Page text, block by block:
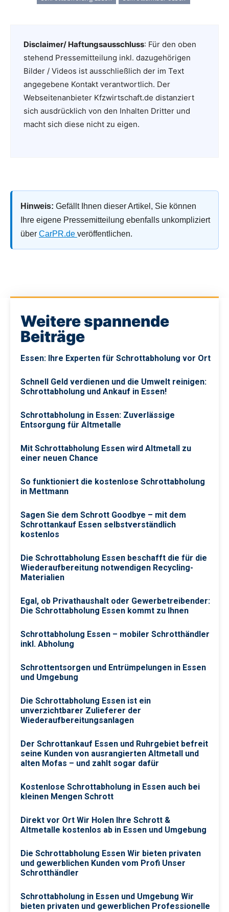
Disclaimer/ Haftungsausschluss: Für den oben
stehend Pressemitteilung inkl. dazugehörigen
Bilder / Videos ist ausschließlich der im Text
angegebene Kontakt verantwortlich. Der
Webseitenanbieter Kfzwirtschaft.de distanziert
sich ausdrücklich von den Inhalten Dritter und
macht sich diese nicht zu eigen.
Hinweis: Gefällt Ihnen dieser Artikel, Sie können
Ihre eigene Pressemitteilung ebenfalls unkompliziert
über CarPR.de veröffentlichen.
Weitere spannende
Beiträge
Essen: Ihre Experten für Schrottabholung vor Ort
Schnell Geld verdienen und die Umwelt reinigen:
Schrottabholung und Ankauf in Essen!
Schrottabholung in Essen: Zuverlässige
Entsorgung für Altmetalle
Mit Schrottabholung Essen wird Altmetall zu
einer neuen Chance
So funktioniert die kostenlose Schrottabholung
in Mettmann
Sagen Sie dem Schrott Goodbye – mit dem
Schrottankauf Essen selbstverständlich
kostenlos
Die Schrottabholung Essen beschafft die für die
Wiederaufbereitung notwendigen Recycling-
Materialien
Egal, ob Privathaushalt oder Gewerbetreibender:
Die Schrottabholung Essen kommt zu Ihnen
Schrottabholung Essen – mobiler Schrotthändler
inkl. Abholung
Schrottentsorgen und Entrümpelungen in Essen
und Umgebung
Die Schrottabholung Essen ist ein
unverzichtbarer Zulieferer der
Wiederaufbereitungsanlagen
Der Schrottankauf Essen und Ruhrgebiet befreit
seine Kunden von ausrangierten Altmetall und
alten Mofas – und zahlt sogar dafür
Kostenlose Schrottabholung in Essen auch bei
kleinen Mengen Schrott
Direkt vor Ort Wir Holen Ihre Schrott &
Altmetalle kostenlos ab in Essen und Umgebung
Die Schrottabholung Essen Wir bieten privaten
und gewerblichen Kunden vom Profi Unser
Schrotthändler
Schrottabholung in Essen und Umgebung Wir
bieten privaten und gewerblichen Professionelle